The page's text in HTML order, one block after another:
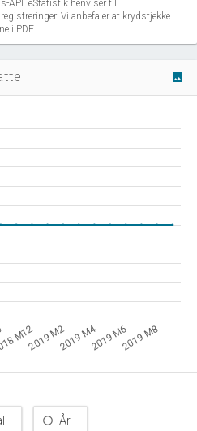
API. eStatistik henviser til
Vi anbefaler at krydstjekke
i PDF.
image
M122019 M22019 M42019 M62019 M8
År